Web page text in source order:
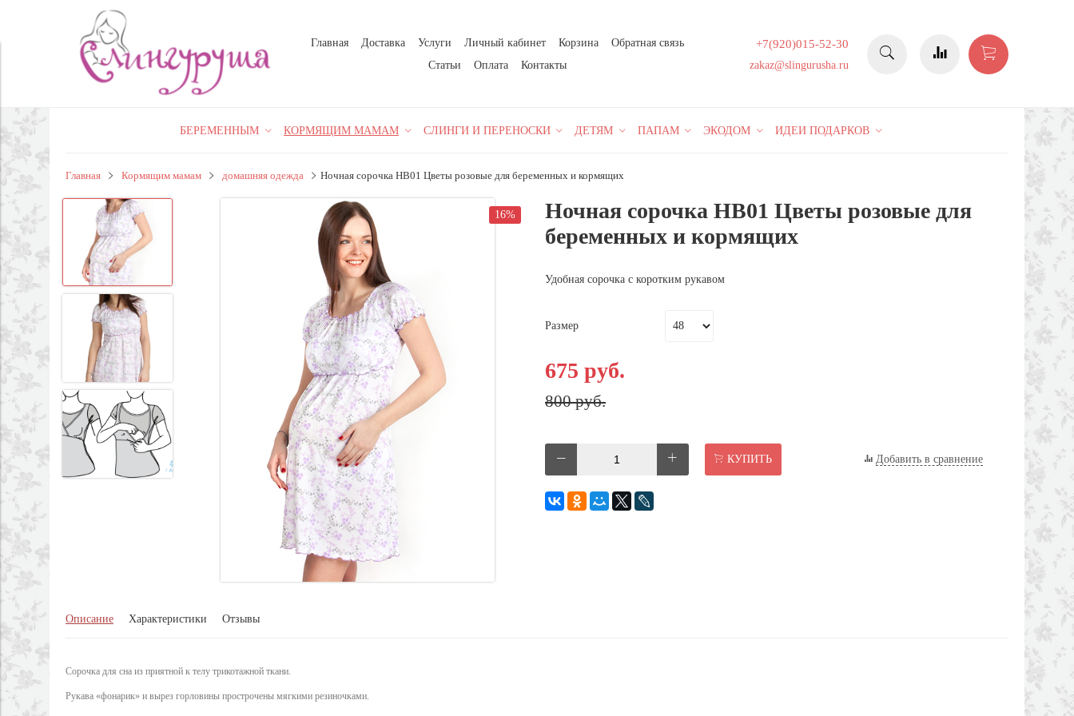
Главная Доставка Услуги Личный кабинет Корзина
Обратная связь
Статьи
Оплата Контакты
+7(920)015-52-30
zakaz@slingurusha.ru
БЕРЕМЕННЫМ КОРМЯЩИМ МАМАМ СЛИНГИ И ПЕРЕНОСКИ ДЕТЯМ ПАПАМ ЭКОДОМ ИДЕИ ПОДАРКОВ
Главная Кормящим мамам домашняя одежда Ночная сорочка НВ01 Цветы розовые для беременных и кормящих
16% 16%
Ночная сорочка НВ01 Цветы розовые для
беременных и кормящих
Удобная сорочка с коротким рукавом
Размер
675 руб.
800 руб.
КУПИТЬ Добавить в сравнение
Описание Характеристики Отзывы
Сорочка для сна из приятной к телу трикотажной ткани.
Рукава «фонарик» и вырез горловины прострочены мягкими резиночками.